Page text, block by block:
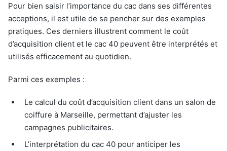
Pour bien saisir l’importance du cac dans ses différentes
acceptions, il est utile de se pencher sur des exemples
pratiques. Ces derniers illustrent comment le coût
d’acquisition client et le cac 40 peuvent être interprétés et
utilisés efficacement au quotidien.
Parmi ces exemples :
Le calcul du coût d’acquisition client dans un salon de
coiffure à Marseille, permettant d’ajuster les
campagnes publicitaires.
L’interprétation du cac 40 pour anticiper les